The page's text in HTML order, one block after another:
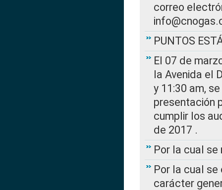
correo
PUNTOS
El 07 de
la Avenida el
y 11:30 am,
presentación
cumplir los
de 2017 .
Por la cual se
Por la cual
carácter